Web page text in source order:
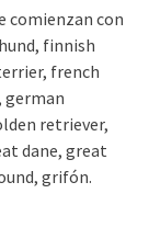
comienzan con
finnish
french
german
retriever,
dane, great
grifón.